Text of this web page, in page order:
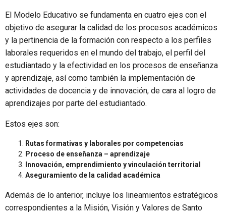
El Modelo Educativo se fundamenta en cuatro ejes con el
objetivo de asegurar la calidad de los procesos académicos
y la pertinencia de la formación con respecto a los perfiles
laborales requeridos en el mundo del trabajo, el perfil del
estudiantado y la efectividad en los procesos de enseñanza
y aprendizaje, así como también la implementación de
actividades de docencia y de innovación, de cara al logro de
aprendizajes por parte del estudiantado.
Estos ejes son:
Rutas formativas y laborales por competencias
Proceso de enseñanza – aprendizaje
Innovación, emprendimiento y vinculación territorial
Aseguramiento de la calidad académica
Además de lo anterior, incluye los lineamientos estratégicos
correspondientes a la Misión, Visión y Valores de Santo